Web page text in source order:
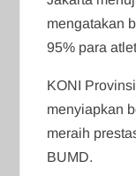
mengatakan
95% para
KONI
menyiapkan
meraih
BUMD.